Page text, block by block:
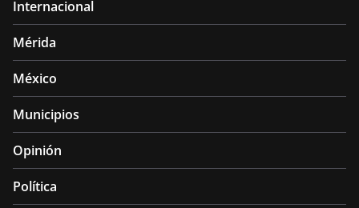
Internacional
Mérida
México
Municipios
Opinión
Política